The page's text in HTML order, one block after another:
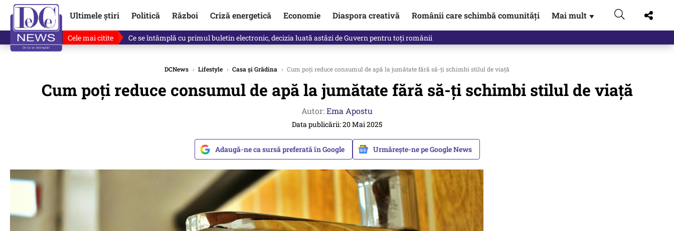
Ultimele știri Politică Război Criză energetică Economie Diaspora creativă Românii care schimbă comunități Mai mult ▼
Cele mai citite Singurul lucru care l-ar putea clinti pe Ilie Bolojan de la Palatul Victoria. Verdictul lui Bogdan Chirieac
DCNews › Lifestyle › Casa și Grădina › Cum poți reduce consumul de apă la jumătate fără să-ți schimbi stilul de viață
Cum poți reduce consumul de apă la jumătate fără să-ți schimbi stilul de viață
Autor:Ema Apostu
Data publicării: 20 Mai 2025
Adaugă-ne ca sursă preferată în Google Urmărește-ne pe Google News